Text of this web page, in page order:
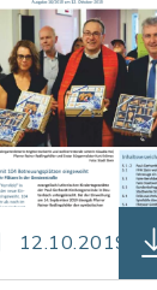
17-
12.10.2019